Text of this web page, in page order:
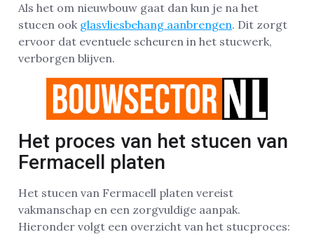
Als het om nieuwbouw gaat dan kun je na het
stucen ook glasvliesbehang aanbrengen. Dit zorgt
ervoor dat eventuele scheuren in het stucwerk,
verborgen blijven.
Het proces van het stucen van
Fermacell platen
Het stucen van Fermacell platen vereist
vakmanschap en een zorgvuldige aanpak.
Hieronder volgt een overzicht van het stucproces: